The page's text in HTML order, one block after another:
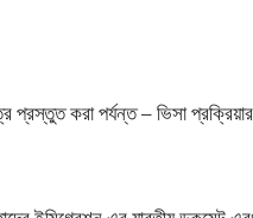
করা পর্যন্ত – ভিসা